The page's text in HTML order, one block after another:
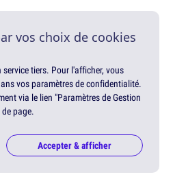
vos choix de cookies
tiers. Pour l'afficher, vous
vos paramètres de confidentialité.
via le lien "Paramètres de Gestion
page.
Accepter & afficher